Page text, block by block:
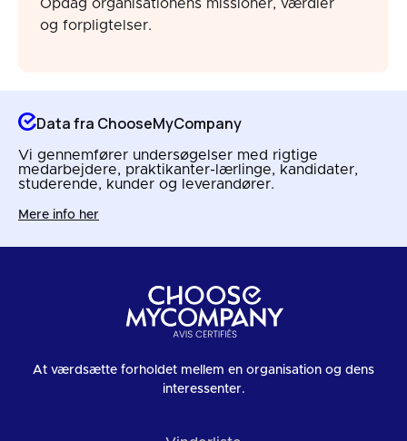
Opdag organisationens missioner, værdier
og forpligtelser.
Data fra ChooseMyCompany
Vi gennemfører undersøgelser med rigtige
medarbejdere, praktikanter-lærlinge, kandidater,
studerende, kunder og leverandører.
Mere info her
At værdsætte forholdet mellem en organisation og dens
interessenter.